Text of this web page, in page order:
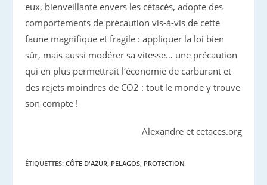
eux, bienveillante envers les cétacés, adopte des
comportements de précaution vis-à-vis de cette
faune magnifique et fragile : appliquer la loi bien
sûr, mais aussi modérer sa vitesse… une précaution
qui en plus permettrait l’économie de carburant et
des rejets moindres de CO2 : tout le monde y trouve
son compte !
Alexandre et cetaces.org
ÉTIQUETTES:CÔTE D'AZUR, PELAGOS, PROTECTION